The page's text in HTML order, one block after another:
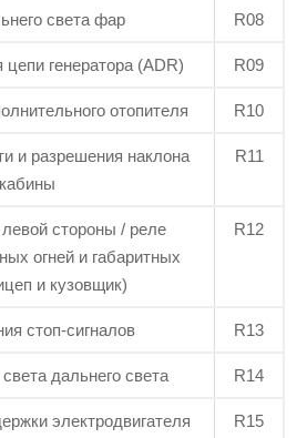
света фар R08
цепи генератора (ADR) R09
отопителя R10
и разрешения наклона
кабины
R11
стороны / реле
огней и габаритных
и кузовщик)
R12
стоп-сигналов R13
дальнего света R14
электродвигателя
R15